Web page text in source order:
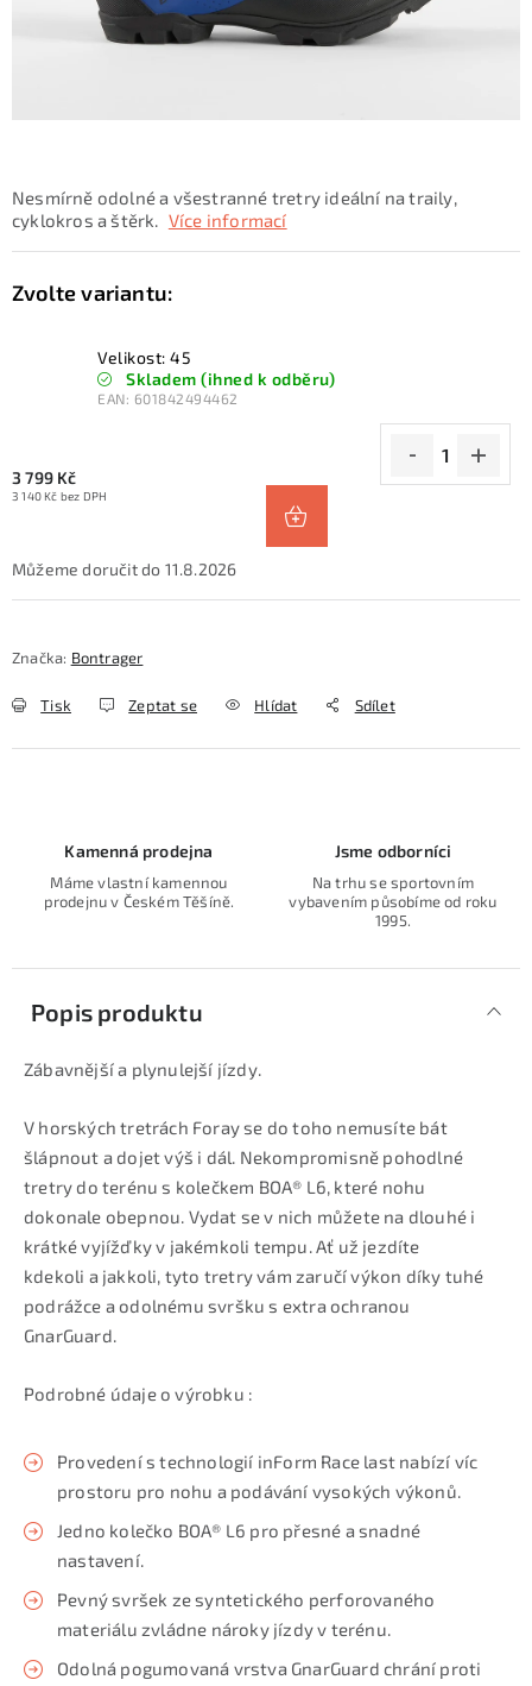
Nesmírně odolné a všestranné tretry ideální na traily,
cyklokros a štěrk. Více informací
Velikost: 45
Skladem (ihned k odběru)
EAN: 601842494462
3 799 Kč
3 140 Kč bez DPH
11.8.2026
Značka: Bontrager
Tisk Zeptat se Hlídat Sdílet
Kamenná prodejna
Máme vlastní kamennou
prodejnu v Českém Těšíně.
Jsme odborníci
Na trhu se sportovním
vybavením působíme od roku
1995.
Popis produktu
Zábavnější a plynulejší jízdy.
V horských tretrách Foray se do toho nemusíte bát
šlápnout a dojet výš i dál. Nekompromisně pohodlné
tretry do terénu s kolečkem BOA® L6, které nohu
dokonale obepnou. Vydat se v nich můžete na dlouhé i
krátké vyjížďky v jakémkoli tempu. Ať už jezdíte
kdekoli a jakkoli, tyto tretry vám zaručí výkon díky tuhé
podrážce a odolnému svršku s extra ochranou
GnarGuard.
Podrobné údaje o výrobku :
Provedení s technologií inForm Race last nabízí víc
prostoru pro nohu a podávání vysokých výkonů.
Jedno kolečko BOA® L6 pro přesné a snadné
nastavení.
Pevný svršek ze syntetického perforovaného
materiálu zvládne nároky jízdy v terénu.
Odolná pogumovaná vrstva GnarGuard chrání proti